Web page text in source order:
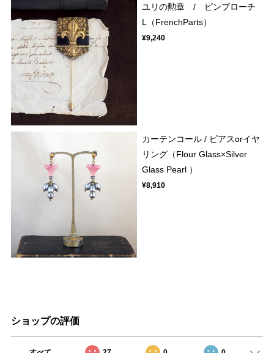
ユリの勲章 / ピンブローチ
L（FrenchParts）
¥9,240
カーテンコール / ピアスorイヤ
リング（Flour Glass×Silver
Glass Pearl ）
¥8,910
ショップの評価